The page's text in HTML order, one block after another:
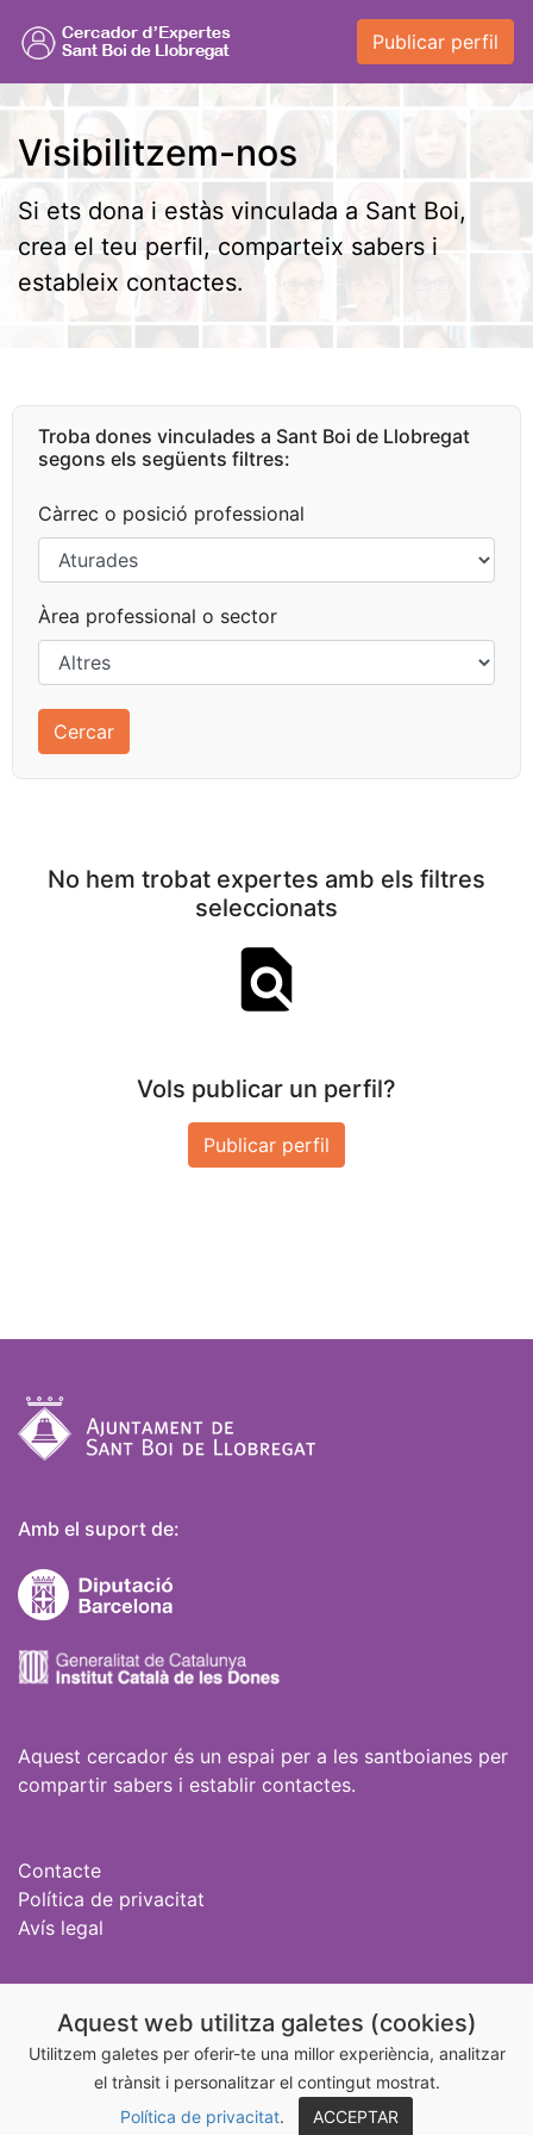
Aquest web utilitza galetes (cookies)
Utilitzem galetes per oferir-te una millor experiència, analitzar
el trànsit i personalitzar el contingut mostrat.
Política de privacitat. ACCEPTAR
Publicar perfil
Visibilitzem-nos
Si ets dona i estàs vinculada a Sant Boi,
crea el teu perfil, comparteix sabers i
estableix contactes.
Troba dones vinculades a Sant Boi de Llobregat
segons els següents filtres:
Càrrec o posició professional
Àrea professional o sector
No hem trobat expertes amb els filtres
seleccionats
Vols publicar un perfil?
Publicar perfil
Amb el suport de:
Aquest cercador és un espai per a les santboianes per
compartir sabers i establir contactes.
Contacte
Política de privacitat
Avís legal
Igualtat Sant Boi
@igualtatstboi
@aixonoesamor_stboi